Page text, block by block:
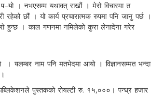
। नभएसम्म यथावत् राखौं । मेरो विचारमा त
रहेको छौं । यो कार्य प्रचारात्मक रुपमा पनि जानु पर्छ ।
हुन्छ । काल गणनमा नमिलेको कुरा लेनादेना गरेर
। यलम्बर नाम पनि मतभेदमा आयो । विज्ञानसम्मत भन्दा
पब्लिकेशनले पुस्तकको रोयल्टी रु. १५,०००। पन्ध्र हजार